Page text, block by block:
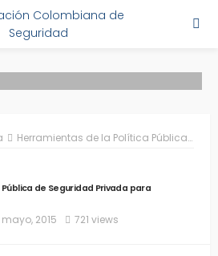
Herramientas de la Política Pública de Seguridad Privada para Colombia 2014 – 2018
de Seguridad Privada para
mayo, 2015 721 views